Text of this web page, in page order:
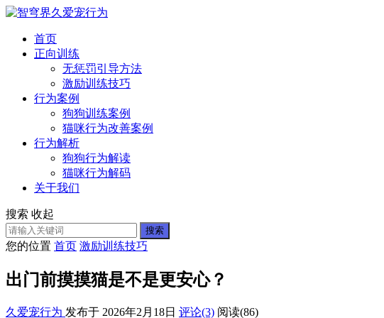
首页
正向训练
无惩罚引导方法
激励训练技巧
行为案例
狗狗训练案例
猫咪行为改善案例
行为解析
狗狗行为解读
猫咪行为解码
关于我们
搜索 收起
搜索
您的位置 首页 激励训练技巧
出门前摸摸猫是不是更安心？
久爱宠行为 发布于 2026年2月18日 评论(3) 阅读(86)